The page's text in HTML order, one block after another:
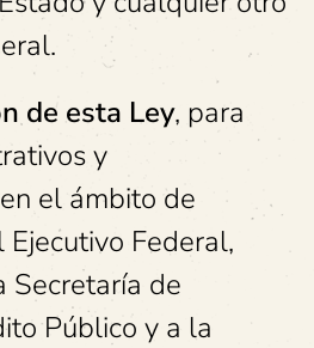
de esta Ley, para
y
el ámbito de
Federal,
Secretaría de
Público y a la